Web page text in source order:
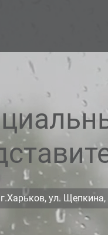
ул. Щепкина,